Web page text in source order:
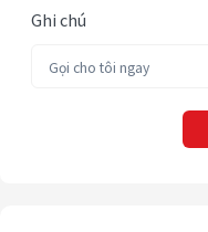
Ghi chú